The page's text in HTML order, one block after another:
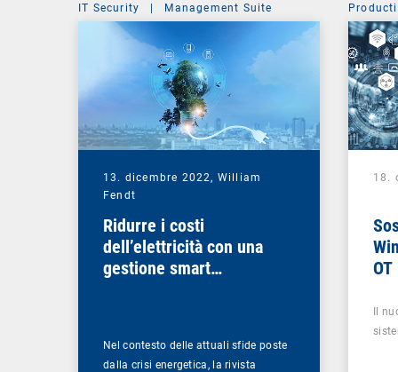
IT Security
| Management Suite
13. dicembre 2022, William
Fendt
Ridurre i costi
dell’elettricità con una
gestione smart
Nel contesto delle attuali sfide poste
dalla crisi energetica, la rivista
18.
OT
Il